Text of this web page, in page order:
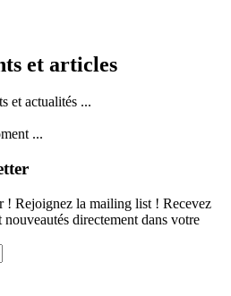
et articles
et actualités ...
...
! Rejoignez la mailing list ! Recevez
directement dans votre